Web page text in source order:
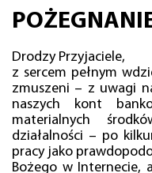
Drodzy Przyjaciele,
z sercem pełnym
zmuszeni – z uwagi
naszych kont
materialnych
działalności – po
pracy jako
Bożego w Internecie,